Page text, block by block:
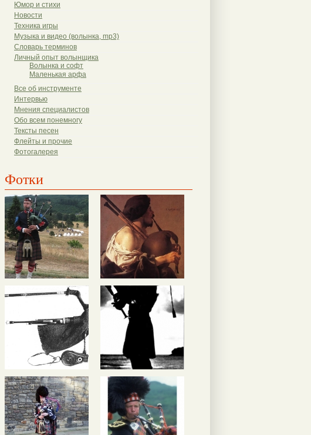
Юмор и стихи
Новости
Техника игры
Музыка и видео (волынка, mp3)
Словарь терминов
Личный опыт волынщика
Волынка и софт
Маленькая арфа
Все об инструменте
Интервью
Мнения специалистов
Обо всем понемногу
Тексты песен
Флейты и прочие
Фотогалерея
Фотки